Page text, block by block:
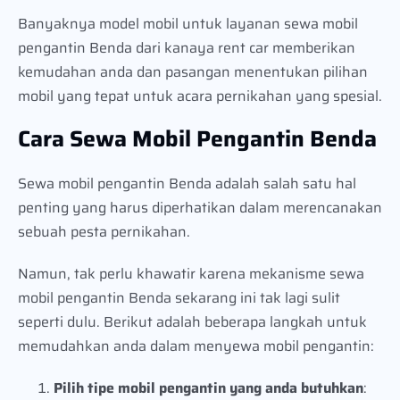
Banyaknya model mobil untuk layanan sewa mobil
pengantin Benda dari kanaya rent car memberikan
kemudahan anda dan pasangan menentukan pilihan
mobil yang tepat untuk acara pernikahan yang spesial.
Cara Sewa Mobil Pengantin Benda
Sewa mobil pengantin Benda adalah salah satu hal
penting yang harus diperhatikan dalam merencanakan
sebuah pesta pernikahan.
Namun, tak perlu khawatir karena mekanisme sewa
mobil pengantin Benda sekarang ini tak lagi sulit
seperti dulu. Berikut adalah beberapa langkah untuk
memudahkan anda dalam menyewa mobil pengantin:
Pilih tipe mobil pengantin yang anda butuhkan: